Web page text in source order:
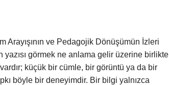
Arayışının ve Pedagojik Dönüşümün İzleri
görmek ne anlama gelir üzerine birlikte
vardır; küçük bir cümle, bir görüntü ya da bir
böyle bir deneyimdir. Bir bilgi yalnızca